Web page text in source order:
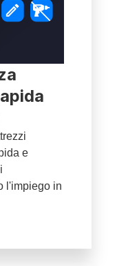
e
l'impiego in